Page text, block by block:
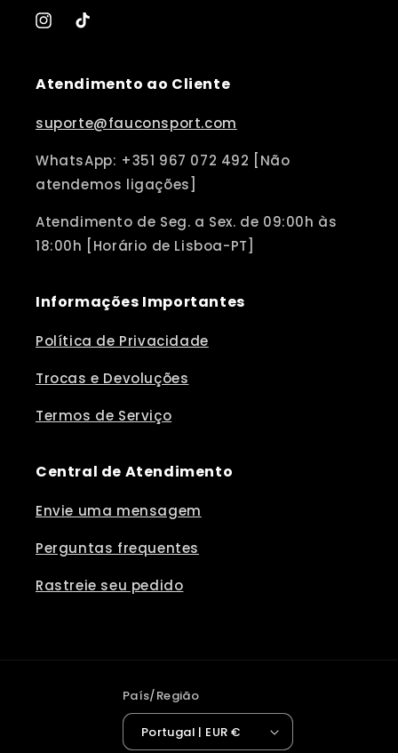
Instagram
TikTok
Atendimento ao Cliente
suporte@fauconsport.com
WhatsApp: +351 967 072 492 [Não
atendemos ligações]
Atendimento de Seg. a Sex. de 09:00h às
18:00h [Horário de Lisboa-PT]
Informações Importantes
Política de Privacidade
Trocas e Devoluções
Termos de Serviço
Central de Atendimento
Envie uma mensagem
Perguntas frequentes
Rastreie seu pedido
País/Região
Portugal | EUR €